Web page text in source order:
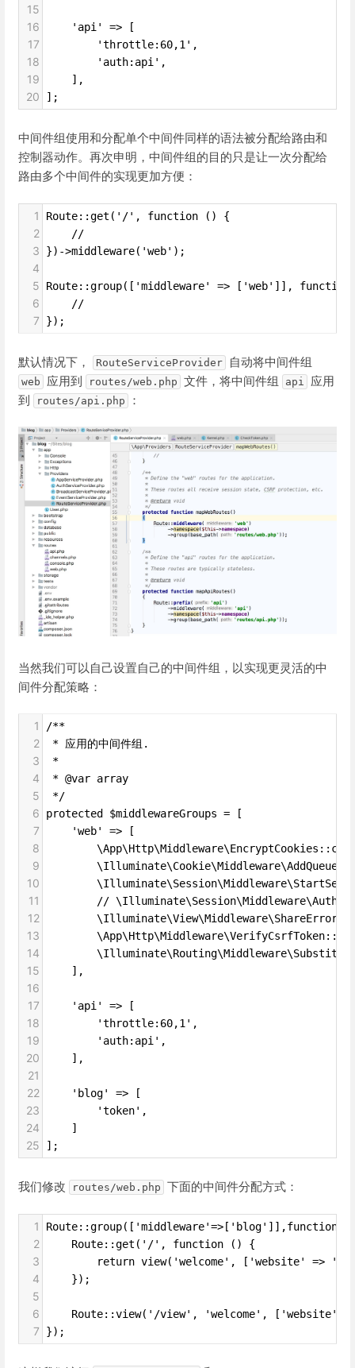
15
16
    'api' => [
17
        'throttle:60,1',
18
        'auth:api',
19
    ],
20 ];
中间件组使用和分配单个中间件同样的语法被分配给路由和
控制器动作。再次申明，中间件组的目的只是让一次分配给
路由多个中间件的实现更加方便：
1 Route::get('/', function () {
2
    //
3 })->middleware('web');
4
5
Route::group(['middleware' => ['web']],
6
    //
7 });
默认情况下， RouteServiceProvider 自动将中间件组
web 应用到 routes/web.php 文件，将中间件组 api
应用
到
routes/api.php ：
当然我们可以自己设置自己的中间件组，以实现更灵活的中
间件分配策略：
1 /**
2 * 应用的中间件组.
3 *
4 * @var array
5 */
6 protected $middlewareGroups = [
7
    'web' => [
8
9
10
11
//
12
13
14
15
    ],
16
17
    'api' => [
18
        'throttle:60,1',
19
        'auth:api',
20
    ],
21
22
    'blog' => [
23
        'token',
24
    ]
25 ];
我们修改 routes/web.php 下面的中间件分配方式：
1
2
    Route::get('/', function () {
3
return view('welcome', ['website' =>
4
    });
5
6
Route::view('/view', 'welcome', ['website'
7 });